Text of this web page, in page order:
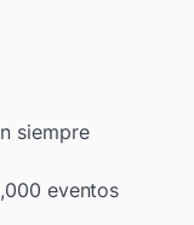
siempre
eventos